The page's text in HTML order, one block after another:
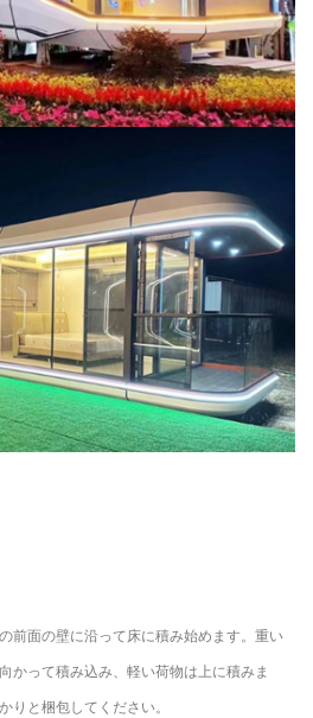
前面の壁に沿って床に積み始めます。重い
かって積み込み、軽い荷物は上に積みま
りと梱包してください。